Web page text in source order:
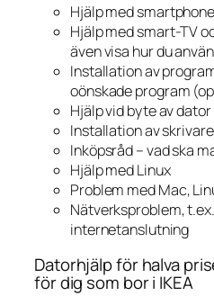
Hjälp med smartphone
Hjälp med smart-TV
även visa hur du
Installation av
oönskade program
Hjälp vid byte av dator
Installation av skrivare
Inköpsråd – vad ska
Hjälp med Linux
Problem med Mac,
Nätverksproblem,
internetanslutning
Datorhjälp för halva
för dig som bor i IKEA